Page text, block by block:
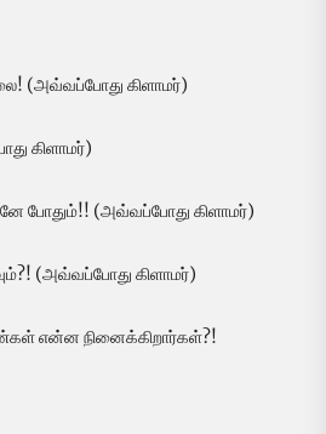
(அவ்வப்போது கிளாமர்)
கிளாமர்)
போதும்!! (அவ்வப்போது கிளாமர்)
(அவ்வப்போது கிளாமர்)
என்ன நினைக்கிறார்கள்?!